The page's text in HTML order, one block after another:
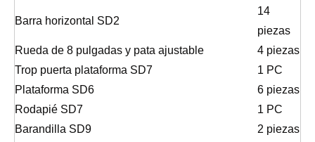
Barra horizontal SD2
14
piezas
Rueda de 8 pulgadas y pata ajustable
4 piezas
Trop puerta plataforma SD7
1 PC
Plataforma SD6
6 piezas
Rodapié SD7
1 PC
Barandilla SD9
2 piezas